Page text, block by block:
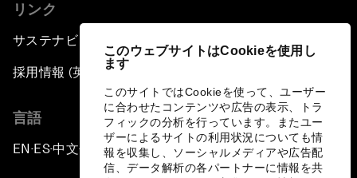
このウェブサイトはCookieを使用し
ます
このサイトではCookieを使って、ユーザー
に合わせたコンテンツや広告の表示、トラ
フィックの分析を行っています。またユー
ザーによるサイトの利用状況についても情
報を収集し、ソーシャルメディアや広告配
信、データ解析の各パートナーに情報を共
リンク
サステナビリティへの取り組み
採用情報 (英語のみ)
言語
EN ▪ES▪中文▪ 日本語